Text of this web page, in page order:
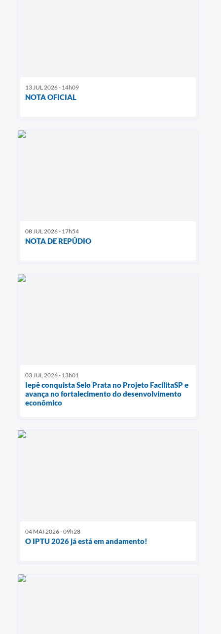
13 JUL 2026 - 14h09
NOTA OFICIAL
08 JUL 2026 - 17h54
NOTA DE REPÚDIO
03 JUL 2026 - 13h01
Iepê conquista Selo Prata no Projeto FacilitaSP e
avança no fortalecimento do desenvolvimento
econômico
04 MAI 2026 - 09h28
O IPTU 2026 já está em andamento!